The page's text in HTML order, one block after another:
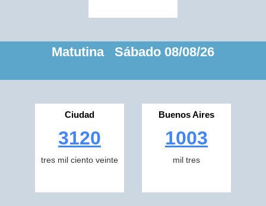
Matutina Sábado 08/08/26
Ciudad
3120
tres mil ciento veinte
Buenos Aires
1003
mil tres